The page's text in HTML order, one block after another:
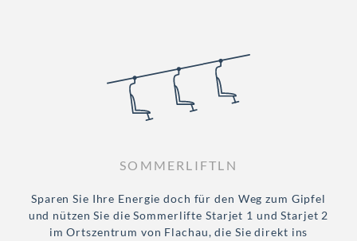
SOMMERLIFTLN
Sparen Sie Ihre Energie doch für den Weg zum Gipfel
und nützen Sie die Sommerlifte Starjet 1 und Starjet 2
im Ortszentrum von Flachau, die Sie direkt ins